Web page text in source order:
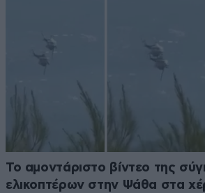
Το αμοντάριστο βίντεο της
ελικοπτέρων στην Ψάθα στα